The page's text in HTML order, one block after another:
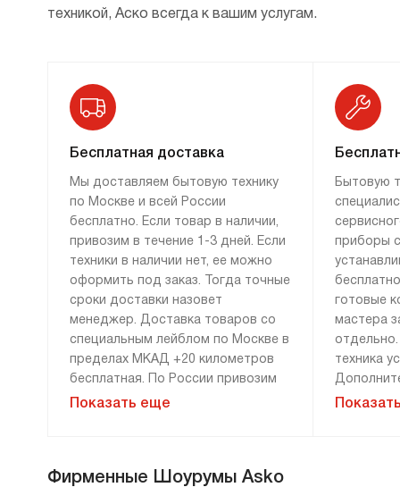
Благодаря тройному остеклению
вы не получите ожога. А плавное
закрывание дверцы не только удобно,
Как ухаживать
за микроволновкой Аско?
СВЧ-печи предусматривают в себе систему
очистки паром. Благодаря ей уход
за камерой максимально упрощается: нужно
техникой, Аско всегда к вашим услугам.
Бесплатная доставка
Мы доставляем бытовую технику
по Москве и всей России
бесплатно. Если товар в наличии,
привозим в течение 1-3 дней. Если
техники в наличии нет, ее можно
оформить под заказ. Тогда точные
сроки доставки назовет
менеджер. Доставка товаров со
специальным лейблом по Москве в
пределах МКАД +20 километров
бесплатная. По России привозим
технику бесплатно, если сумма
предоплате. Дополнительные
Показать еще
Бытовую
приборы
готовые
мастера
техника
Фирменные Шоурумы Asko